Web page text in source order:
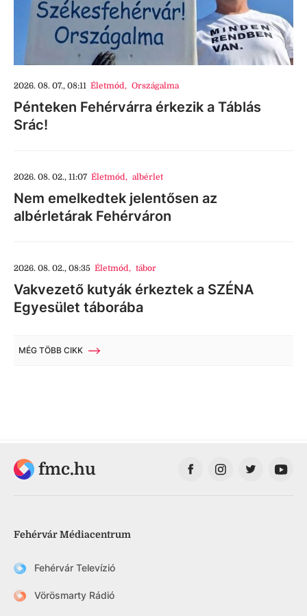
2026. 08. 07., 08:11 Életmód, Országalma
Pénteken Fehérvárra érkezik a Táblás
Srác!
2026. 08. 02., 11:07 Életmód, albérlet
Nem emelkedtek jelentősen az
albérletárak Fehérváron
2026. 08. 02., 08:35 Életmód, tábor
Vakvezető kutyák érkeztek a SZÉNA
Egyesület táborába
MÉG TÖBB CIKK
fmc.hu
Fehérvár Médiacentrum
Fehérvár Televízió
Vörösmarty Rádió